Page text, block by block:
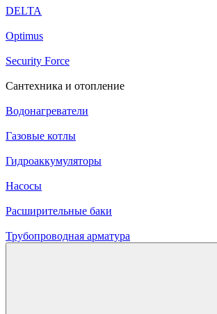
DELTA
Optimus
Security Force
Сантехника и отопление
Водонагреватели
Газовые котлы
Гидроаккумуляторы
Насосы
Расширительные баки
Трубопроводная арматура